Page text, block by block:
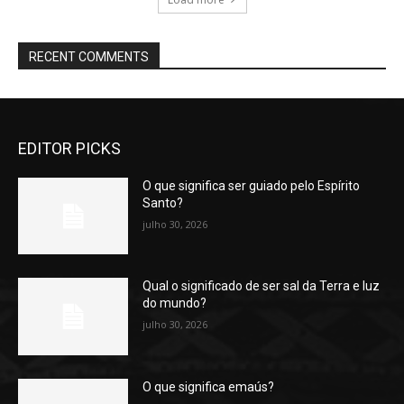
RECENT COMMENTS
EDITOR PICKS
O que significa ser guiado pelo Espírito
Santo?
julho 30, 2026
Qual o significado de ser sal da Terra e luz
do mundo?
julho 30, 2026
O que significa emaús?